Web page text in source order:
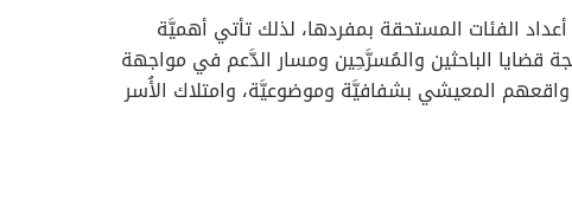
أعداد الفئات المستحقة بمفردها، لذلك تأتي أهميَّة
قضايا الباحثين والمُسرَّحِين ومسار الدَّعم في مواجهة
المعيشي بشفافيَّة وموضوعيَّة، وامتلاك الأُسر